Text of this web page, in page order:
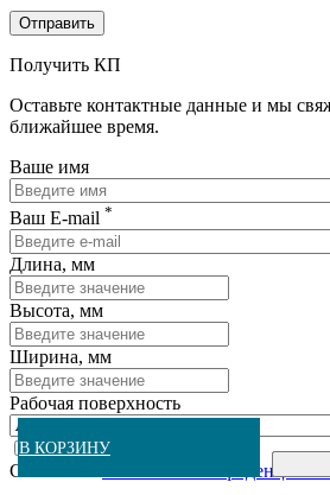
В КОРЗИНУ
В КОРЗИНУ
В КОРЗИНУ
В КОРЗИНУ
В КОРЗИНУ
В КОРЗИНУ
В КОРЗИНУ
В КОРЗИНУ
В КОРЗИНУ
Получить КП
Оставьте контактные данные и мы
ближайшее время.
Ваше имя
Ваш E-mail *
Длина, мм
Высота, мм
Ширина, мм
Рабочая поверхность
Согласен с политикой